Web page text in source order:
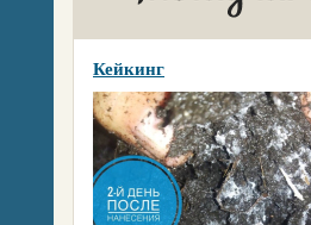
Кейкинг